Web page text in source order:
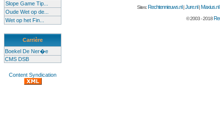
Slope Game Tip...
Oude Wet op de...
Wet op het Fin...
Carrière
Boekel De Ner�e
CMS DSB
Content Syndication
Sites:Rechtennieuws.nl |Jure.nl |Maxius.nl
© 2003 - 2018